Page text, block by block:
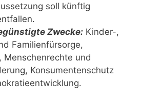
soll künftig
Zwecke: Kinder-,
Familienfürsorge,
Menschenrechte und
Konsumentenschutz